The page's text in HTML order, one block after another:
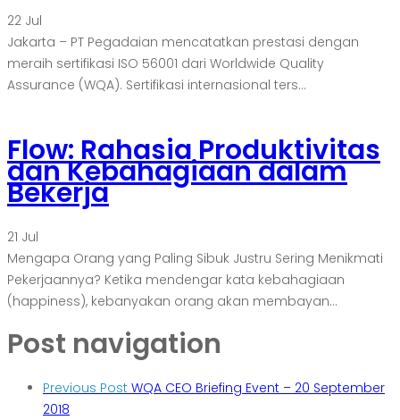
22 Jul
Jakarta – PT Pegadaian mencatatkan prestasi dengan
meraih sertifikasi ISO 56001 dari Worldwide Quality
Assurance (WQA). Sertifikasi internasional ters...
Flow: Rahasia Produktivitas
dan Kebahagiaan dalam
Bekerja
21 Jul
Mengapa Orang yang Paling Sibuk Justru Sering Menikmati
Pekerjaannya? Ketika mendengar kata kebahagiaan
(happiness), kebanyakan orang akan membayan...
Post navigation
Previous Post WQA CEO Briefing Event – 20 September
2018